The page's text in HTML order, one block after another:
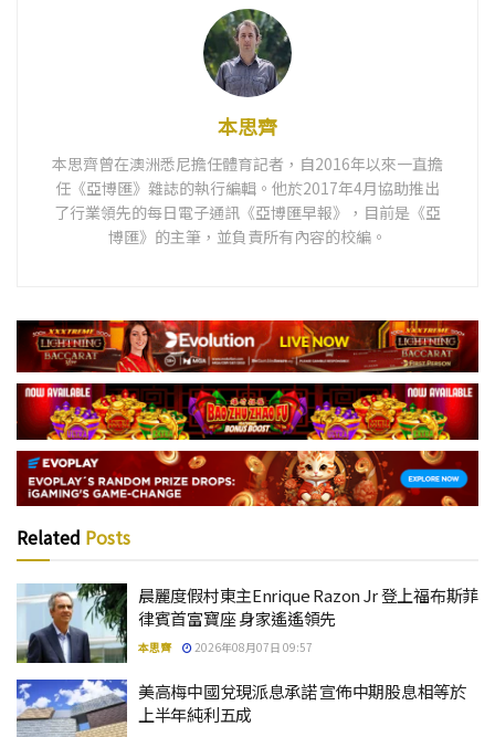
本思齊
本思齊曾在澳洲悉尼擔任體育記者，自2016年以來一直擔
任《亞博匯》雜誌的執行編輯。他於2017年4月協助推出
了行業領先的每日電子通訊《亞博匯早報》，目前是《亞
博匯》的主筆，並負責所有內容的校編。
Related Posts
晨麗度假村東主Enrique Razon Jr 登上福布斯菲
律賓首富寶座 身家遙遙領先
本思齊 2026年08月07日 09:57
美高梅中國兌現派息承諾 宣佈中期股息相等於
上半年純利五成